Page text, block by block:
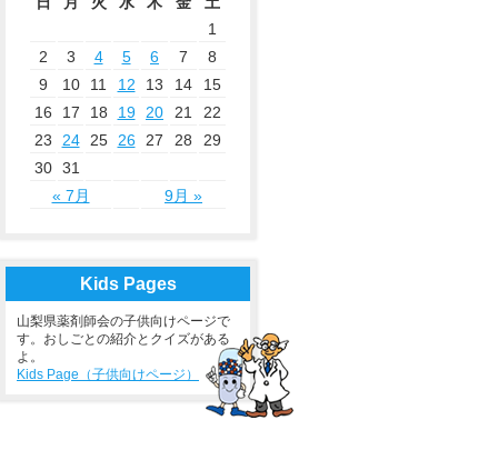
1
2
3 4 5 6 7
8
9
10 11 12 13 14
15
16
17 18 19 20 21
22
23
24 25 26 27 28
29
30 31
« 7月
9月 »
Kids Pages
山梨県薬剤師会の子供向けページで
す。おしごとの紹介とクイズがある
よ。
Kids Page（子供向けページ）